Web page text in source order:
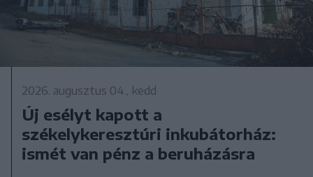
2026. augusztus 04., kedd
Új esélyt kapott a
székelykeresztúri inkubátorház:
ismét van pénz a beruházásra